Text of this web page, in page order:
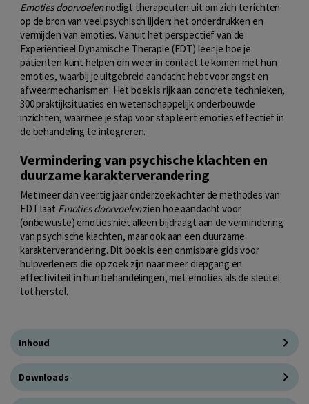
Emoties doorvoelennodigt therapeuten uit om zich te richten
op de bron van veel psychisch lijden: het onderdrukken en
vermijden van emoties. Vanuit het perspectief van de
Experiëntieel Dynamische Therapie (EDT) leer je hoe je
patiënten kunt helpen om weer in contact te komen met hun
emoties, waarbij je uitgebreid aandacht hebt voor angst en
afweermechanismen. Het boek is rijk aan concrete technieken,
300 praktijksituaties en wetenschappelijk onderbouwde
inzichten, waarmee je stap voor stap leert emoties effectief in
de behandeling te integreren.
Vermindering van psychische klachten en
duurzame karakterverandering
Met meer dan veertig jaar onderzoek achter de methodes van
EDT laat Emoties doorvoelenzien hoe aandacht voor
(onbewuste) emoties niet alleen bijdraagt aan de vermindering
van psychische klachten, maar ook aan een duurzame
karakterverandering. Dit boek is een onmisbare gids voor
hulpverleners die op zoek zijn naar meer diepgang en
effectiviteit in hun behandelingen, met emoties als de sleutel
tot herstel.
Inhoud
Downloads